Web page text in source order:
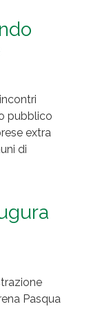
pubblico
extra
di
Pasqua